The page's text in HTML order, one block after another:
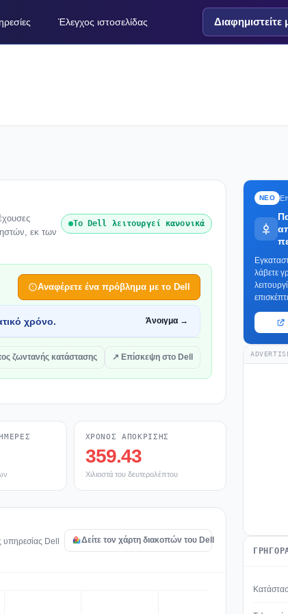
Έλεγχος ιστοσελίδας Διαφημιστείτε
εκ των
Το Dell λειτουργεί κανονικά
Αναφέρετε ένα πρόβλημα με το Dell
χρόνο. Άνοιγμα →
ζωντανής κατάστασης ↗ Επίσκεψη στο Dell
ΧΡΌΝΟΣ ΑΠΌΚΡΙΣΗΣ
359.43
Χιλιοστά του δευτερολέπτου
Dell
Δείτε τον χάρτη διακοπών του Dell
ΝΕΟ
λάβετε